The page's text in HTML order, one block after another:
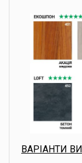
ВАРІАНТИ